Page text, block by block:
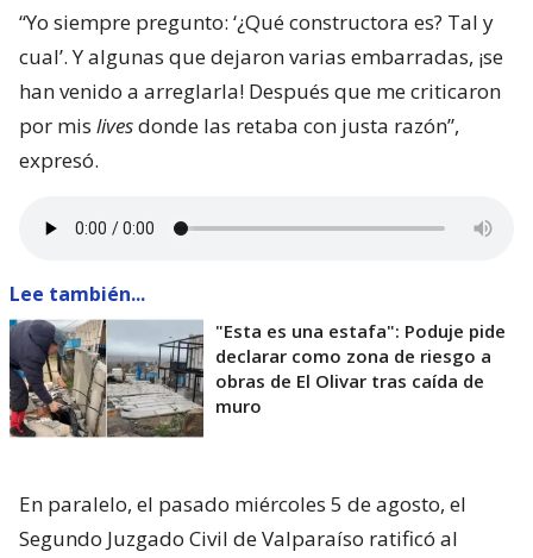
“Yo siempre pregunto: ‘¿Qué constructora es? Tal y
cual’. Y algunas que dejaron varias embarradas, ¡se
han venido a arreglarla! Después que me criticaron
por mis livesdonde las retaba con justa razón”,
expresó.
Lee también...
"Esta es una estafa": Poduje pide
declarar como zona de riesgo a
obras de El Olivar tras caída de
muro
En paralelo, el pasado miércoles 5 de agosto, el
Segundo Juzgado Civil de Valparaíso ratificó al